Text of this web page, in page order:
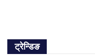
ट्रेन्डिङ